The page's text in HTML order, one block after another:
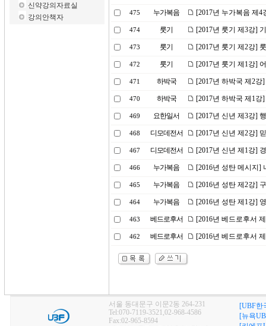
신약강의자료실
강의안책자
475 누가복음 [2017년 누가복음 제
474 룻기 [2017년 룻기 제3강]
473 룻기 [2017년 룻기 제2강]
472 룻기 [2017년 룻기 제1강]
471 하박국 [2017년 하박국 제2
470 하박국 [2017년 하박국 제1
469 요한일서 [2017년 신년 제3강]
468 디모데전서 [2017년 신년 제2강]
467 디모데전서 [2017년 신년 제1강]
466 누가복음 [2016년 성탄 메시지]
465 누가복음 [2016년 성탄 제2강]
464 누가복음 [2016년 성탄 제1강]
463 베드로후서 [2016년 베드로후서
462 베드로후서 [2016년 베드로후서
서울 동대문구 이문2동 264-231
Tel:070-7119-3521,02-968-4586
Fax:02-965-8594
[UBF한
[뉴욕